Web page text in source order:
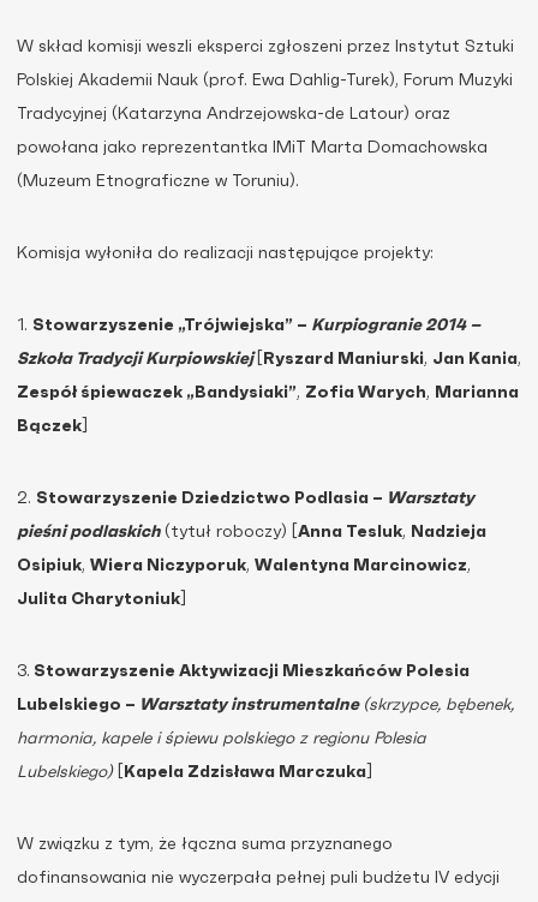
W skład komisji weszli eksperci zgłoszeni przez Instytut Sztuki
Polskiej Akademii Nauk (prof. Ewa Dahlig-Turek), Forum Muzyki
Tradycyjnej (Katarzyna Andrzejowska-de Latour) oraz
powołana jako reprezentantka IMiT Marta Domachowska
(Muzeum Etnograficzne w Toruniu).
Komisja wyłoniła do realizacji następujące projekty:
1. Stowarzyszenie „Trójwiejska” – Kurpiogranie 2014 –
Szkoła Tradycji Kurpiowskiej
Ryszard Maniurski, Jan Kania,
Zespół śpiewaczek „Bandysiaki”, Zofia Warych, Marianna
Bączek
2. Stowarzyszenie Dziedzictwo Podlasia – Warsztaty
pieśni podlaskich (tytuł roboczy) [ Anna Tesluk, Nadzieja
Osipiuk, Wiera Niczyporuk, Walentyna Marcinowicz,
Julita Charytoniuk
3. Stowarzyszenie Aktywizacji Mieszkańców Polesia
Lubelskiego – Warsztaty instrumentalne (skrzypce, bębenek,
harmonia, kapele i śpiewu polskiego z regionu Polesia
Lubelskiego)[ Kapela Zdzisława Marczuka
W związku z tym, że łączna suma przyznanego
dofinansowania nie wyczerpała pełnej puli budżetu IV edycji